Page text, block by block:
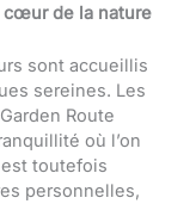
cœur de la nature
sont accueillis
sereines. Les
Route
où l’on
toutefois
personnelles,